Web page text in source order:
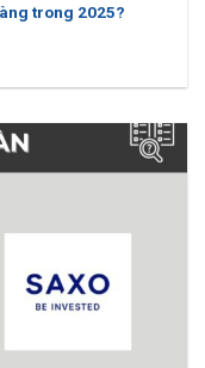
trong 2025?